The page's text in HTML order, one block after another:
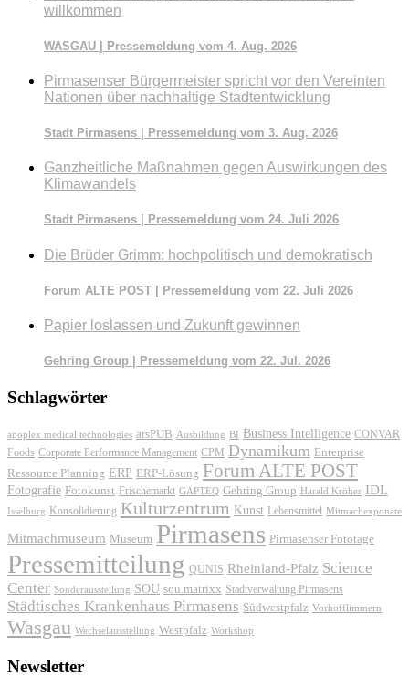
willkommen
WASGAU | Pressemeldung vom 4. Aug. 2026
Pirmasenser Bürgermeister spricht vor den Vereinten
Nationen über nachhaltige Stadtentwicklung
Stadt Pirmasens | Pressemeldung vom 3. Aug. 2026
Ganzheitliche Maßnahmen gegen Auswirkungen des
Klimawandels
Stadt Pirmasens | Pressemeldung vom 24. Juli 2026
Die Brüder Grimm: hochpolitisch und demokratisch
Forum ALTE POST | Pressemeldung vom 22. Juli 2026
Papier loslassen und Zukunft gewinnen
Gehring Group | Pressemeldung vom 22. Jul. 2026
Schlagwörter
apoplex medical technologies arsPUB Ausbildung BI Business Intelligence CONVAR
Foods Corporate Performance Management CPM Dynamikum Enterprise
Ressource Planning ERP ERP-Lösung Forum ALTE POST
Fotografie Fotokunst Frischemarkt GAPTEQ Gehring Group Harald Kröher IDL
Isselburg Konsolidierung Kulturzentrum Kunst Lebensmittel Mitmachexponate
Mitmachmuseum Museum Pirmasens Pirmasenser Fototage
Pressemitteilung QUNIS Rheinland-Pfalz Science
Center Sonderausstellung SOU sou.matrixx Stadtverwaltung Pirmasens
Städtisches Krankenhaus Pirmasens Südwestpfalz Vorhofflimmern
Wasgau Wechselausstellung Westpfalz Workshop
Newsletter